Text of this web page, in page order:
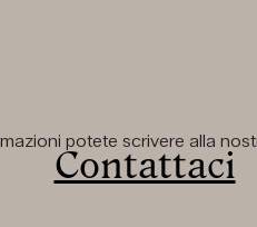
potete scrivere alla
Contattaci